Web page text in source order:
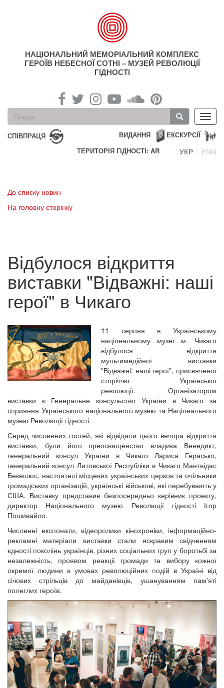
НАЦІОНАЛЬНИЙ МЕМОРІАЛЬНИЙ КОМПЛЕКС
ГЕРОЇВ НЕБЕСНОЇ СОТНІ – МУЗЕЙ РЕВОЛЮЦІЇ
ГІДНОСТІ
Пошукова
форма
Пошук
СПІВПРАЦЯ ЕКСКУРСІЇ
ВИДАННЯ
ТЕРИТОРІЯ ГІДНОСТІ: AR
УКР ENG
До списку новин
На головну сторінку
Відбулося відкриття
виставки "Відважні: наші
герої" в Чикаго
11 серпня в Українському
національному музеї м. Чикаго
відбулося відкриття
мультимедійної виставки
"Відважні: наші герої", присвяченої
сторіччю Української
революції. Організатором
виставки є Генеральне консульство України в Чикаго за
сприяння Українського національного музею та Національного
музею Революції гідності.
Серед численних гостей, які відвідали цього вечора відкриття
виставки, були його преосвященство владика Венедикт,
генеральний консул України в Чикаго Лариса Герасько,
генеральний консул Литовської Республіки в Чикаго Мантвідас
Бекешюс, настоятелі місцевих українських церков та очільники
громадських організацій, українські військові, які перебувають у
США. Виставку представив безпосередньо керівник проекту,
директор Національного музею Революції гідності Ігор
Пошивайло.
Численні експонати, відеоролики кінохроніки, інформаційно-
рекламні матеріали виставки стали яскравим свідченням
єдності поколінь українців, різних соціальних груп у боротьбі за
незалежність, проявом реакції громади та вибору кожної
окремої людини в умовах революційних подій в Україні від
січових стрільців до майданівців, ушануванням пам'яті
полеглих героїв.